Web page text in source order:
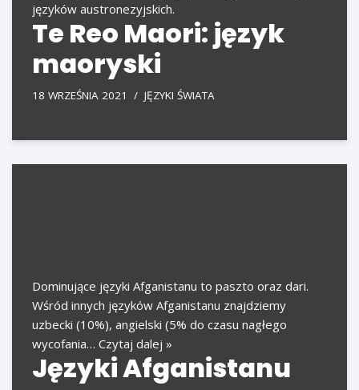
języków austronezyjskich.
Te Reo Maori: język
maoryski
18 WRZEŚNIA 2021 JĘZYKI ŚWIATA
Dominujące języki Afganistanu to paszto oraz dari.
Wśród innych języków Afganistanu znajdziemy
uzbecki (10%), angielski (5% do czasu nagłego
wycofania… Czytaj dalej »
Języki Afganistanu